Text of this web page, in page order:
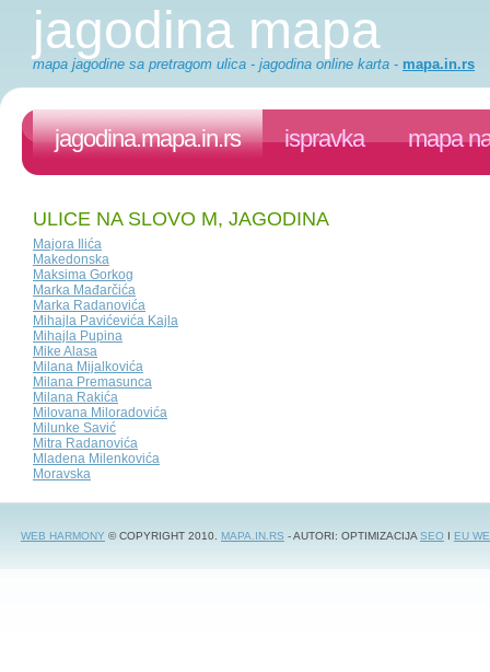
jagodina mapa
mapa jagodine sa pretragom ulica - jagodina online karta - mapa.in.rs
jagodina.mapa.in.rs ispravka mapa
ULICE NA SLOVO M, JAGODINA
Majora Ilića
Makedonska
Maksima Gorkog
Marka Mađarčića
Marka Radanovića
Mihajla Pavićevića Kajla
Mihajla Pupina
Mike Alasa
Milana Mijalkovića
Milana Premasunca
Milana Rakića
Milovana Miloradovića
Milunke Savić
Mitra Radanovića
Mladena Milenkovića
Moravska
WEB HARMONY © COPYRIGHT 2010. MAPA.IN.RS - AUTORI: OPTIMIZACIJA SEO I EU